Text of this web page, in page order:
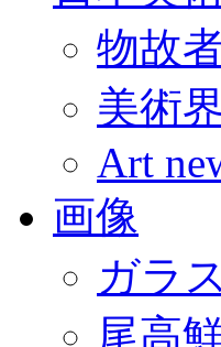
物故
美術
Art
画像
ガラ
尾高